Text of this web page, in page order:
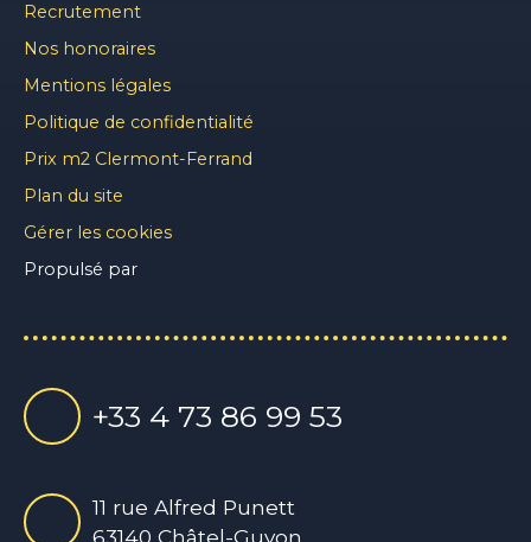
Recrutement
Nos honoraires
Mentions légales
Politique de confidentialité
Prix m2 Clermont-Ferrand
Plan du site
Gérer les cookies
Propulsé par
+33 4 73 86 99 53
11 rue Alfred Punett
63140 Châtel-Guyon